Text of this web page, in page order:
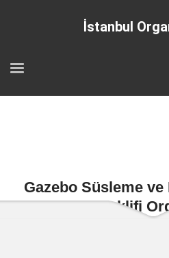
İstanbul
Gazebo Süsleme
Evlilik Teklifi